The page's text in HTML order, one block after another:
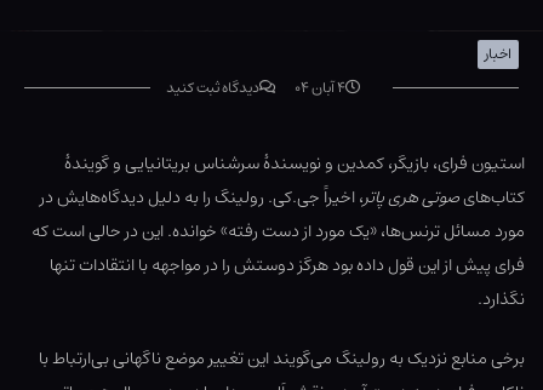
اخبار
۴ آبان ۰۴
دیدگاه ثبت کنید
استیون فرای، بازیگر، کمدین و نویسندۀ سرشناس بریتانیایی و گویندۀ
کتاب‌هایصوتی هری پاتر، اخیراً جی.کی. رولینگ را به دلیل دیدگاه‌هایش در
مورد مسائل ترنس‌ها، «یک مورد از دست رفته» خوانده. این در حالی است که
فرای پیش از این قول داده بود هرگز دوستش را در مواجهه با انتقادات تنها
نگذارد.
برخی منابع نزدیک به رولینگ می‌گویند این تغییر موضع ناگهانی بی‌ارتباط با